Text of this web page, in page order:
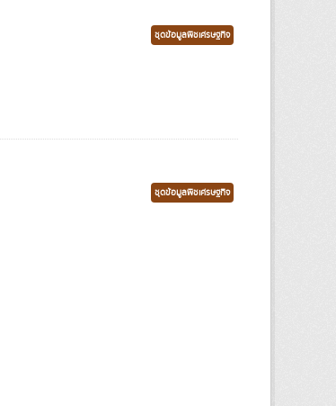
ชุดข้อมูลพืชเศรษฐกิจ
ชุดข้อมูลพืชเศรษฐกิจ